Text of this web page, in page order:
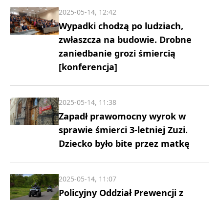
Wypadki chodzą po ludziach,
zwłaszcza na budowie. Drobne
zaniedbanie grozi śmiercią
[konferencja]
2025-05-14, 12:42
Zapadł prawomocny wyrok w
sprawie śmierci 3-letniej Zuzi.
Dziecko było bite przez matkę
2025-05-14, 11:38
Policyjny Oddział Prewencji z
2025-05-14, 11:07